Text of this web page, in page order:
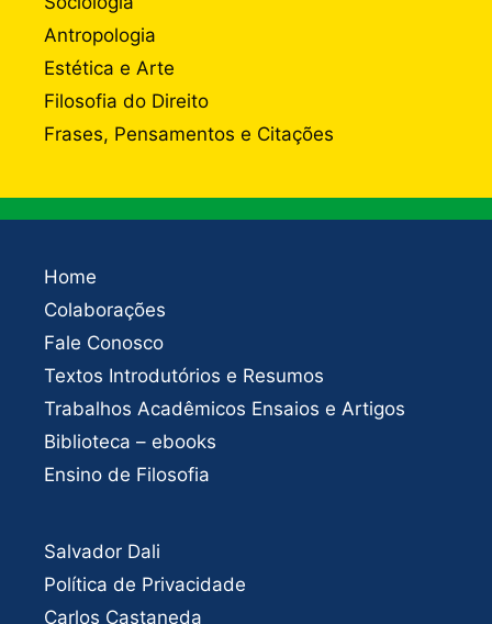
Antropologia
Estética e Arte
Filosofia do Direito
Frases, Pensamentos e Citações
Home
Colaborações
Fale Conosco
Textos Introdutórios e Resumos
Trabalhos Acadêmicos Ensaios e Artigos
Biblioteca – ebooks
Ensino de Filosofia
Salvador Dali
Política de Privacidade
Carlos Castaneda